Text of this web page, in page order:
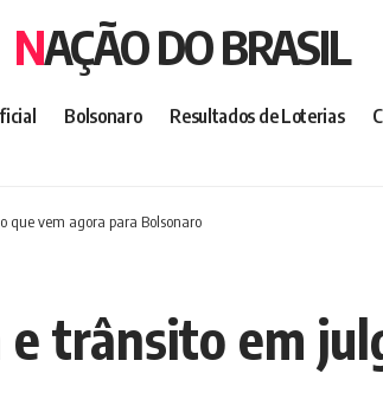
NAÇÃO DO BRASIL
Bolsonaro Resultados de Loterias
que vem agora para Bolsonaro
trânsito em